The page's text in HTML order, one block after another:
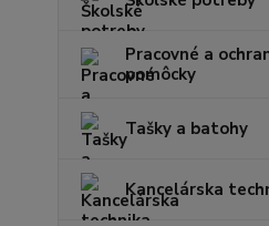
Pracovné a
pomôcky
Tašky a batohy
Kancelárska